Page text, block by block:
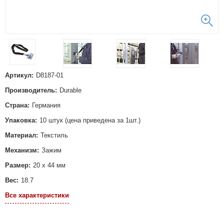
Артикул: D8187-01
Производитель: Durable
Страна: Германия
Упаковка: 10 штук (цена приведена за 1шт.)
Материал: Текстиль
Механизм: Зажим
Размер: 20 х 44 мм
Вес: 18.7
Все характеристики